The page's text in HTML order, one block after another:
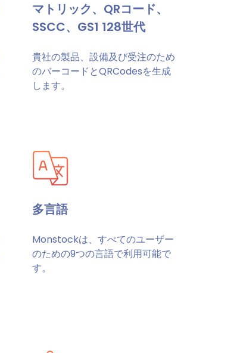
マトリック、QRコード、
SSCC、GS1 128世代
貴社の製品、設備及び受注のため
のバーコードとQRCodesを生成
します。
多言語
Monstockは、すべてのユーザー
のための9つの言語で利用可能で
す。